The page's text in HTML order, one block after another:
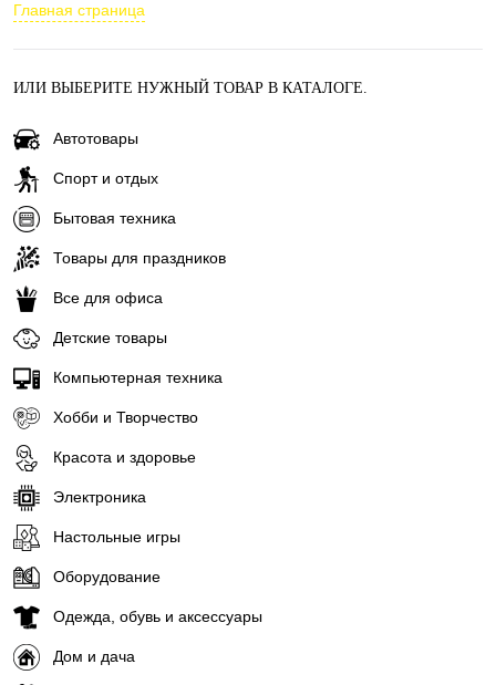
Главная страница
ИЛИ ВЫБЕРИТЕ НУЖНЫЙ ТОВАР В КАТАЛОГЕ.
Автотовары
Спорт и отдых
Бытовая техника
Товары для праздников
Все для офиса
Детские товары
Компьютерная техника
Хобби и Творчество
Красота и здоровье
Электроника
Настольные игры
Оборудование
Одежда, обувь и аксессуары
Дом и дача